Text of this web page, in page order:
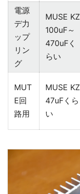
電源
デ力
ップ
リン
グ
MUSE KZ
100uF～
470uFく
らい
MUT
E回
路用
MUSE KZ
47uFくら
い